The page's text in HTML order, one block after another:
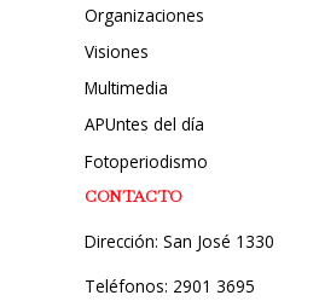
Organizaciones
Visiones
Multimedia
APUntes del día
Fotoperiodismo
CONTACTO
Dirección: San José 1330
Teléfonos: 2901 3695